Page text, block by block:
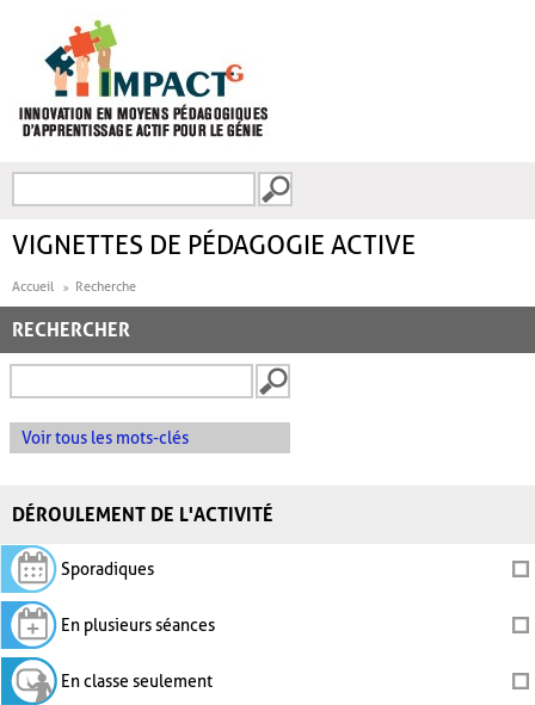
FORMULAIRE DE
VIGNETTES DE PÉDAGOGIE ACTIVE
Accueil Recherche
RECHERCHER
Voir tous les mots-clés
DÉROULEMENT DE L'ACTIVITÉ
Sporadiques
En plusieurs séances
En classe seulement